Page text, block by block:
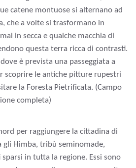
catene montuose si alternano ad
che a volte si trasformano in
in secca e qualche macchia di
questa terra ricca di contrasti.
è prevista una passeggiata a
scoprire le antiche pitture rupestri
la Foresta Pietrificata. (Campo
completa)
per raggiungere la cittadina di
gli Himba, tribù seminomade,
in tutta la regione. Essi sono